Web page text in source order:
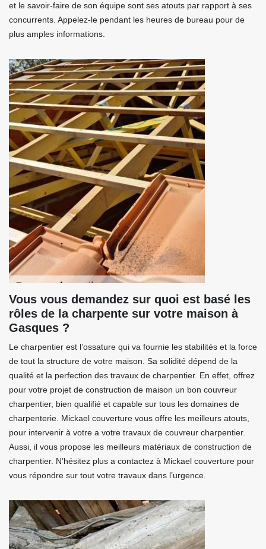
et le savoir-faire de son équipe sont ses atouts par rapport à ses
concurrents. Appelez-le pendant les heures de bureau pour de
plus amples informations.
Vous vous demandez sur quoi est basé les
rôles de la charpente sur votre maison à
Gasques ?
Le charpentier est l’ossature qui va fournie les stabilités et la force
de tout la structure de votre maison. Sa solidité dépend de la
qualité et la perfection des travaux de charpentier. En effet, offrez
pour votre projet de construction de maison un bon couvreur
charpentier, bien qualifié et capable sur tous les domaines de
charpenterie. Mickael couverture vous offre les meilleurs atouts,
pour intervenir à votre a votre travaux de couvreur charpentier.
Aussi, il vous propose les meilleurs matériaux de construction de
charpentier. N’hésitez plus a contactez à Mickael couverture pour
vous répondre sur tout votre travaux dans l’urgence.